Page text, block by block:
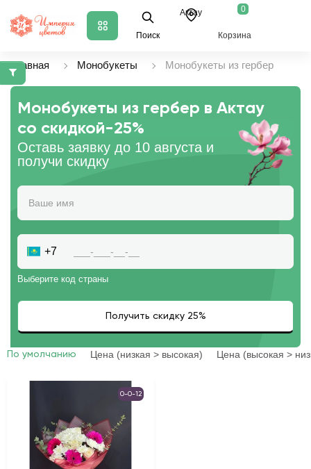
Поиск
Актау 0
Корзина
Главная Монобукеты Монобукеты из гербер
Монобукеты из гербер в Актау
со скидкой-25%
Оставь заявку до 10 августа и
получи скидку
+7
Выберите код страны
По умолчанию Цена (низкая > высокая) Цена (высокая >
0-0-12